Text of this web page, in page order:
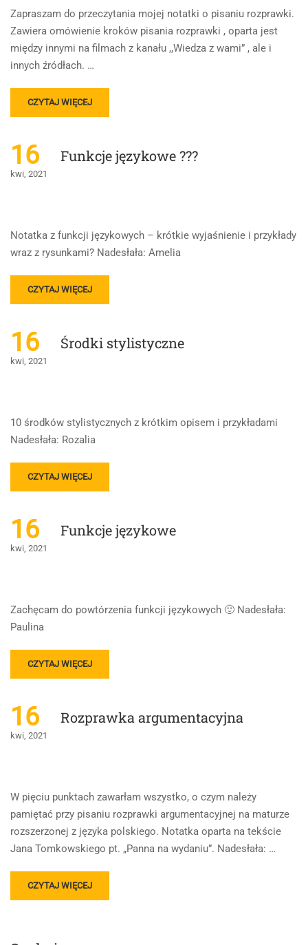
Zapraszam do przeczytania mojej notatki o pisaniu rozprawki.
Zawiera omówienie kroków pisania rozprawki , oparta jest
między innymi na filmach z kanału ,,Wiedza z wami” , ale i
innych źródłach. …
READ
MORE
ROZPRAWKA-
JAK
PISAĆ,
CZYTAJ WIĘCEJ
16
kwi, 2021
Funkcje językowe ???
Notatka z funkcji językowych – krótkie wyjaśnienie i przykłady
wraz z rysunkami? Nadesłała: Amelia
READ
MORE
FUNKCJE
JĘZYKOWE
???
CZYTAJ WIĘCEJ
16
kwi, 2021
Środki stylistyczne
10 środków stylistycznych z krótkim opisem i przykładami
Nadesłała: Rozalia
READ
MORE
ŚRODKI
STYLISTYCZNE
CZYTAJ WIĘCEJ
16
kwi, 2021
Funkcje językowe
Zachęcam do powtórzenia funkcji językowych 🙂 Nadesłała:
Paulina
READ
MORE
FUNKCJE
JĘZYKOWE
CZYTAJ WIĘCEJ
16
kwi, 2021
Rozprawka argumentacyjna
W pięciu punktach zawarłam wszystko, o czym należy
pamiętać przy pisaniu rozprawki argumentacyjnej na maturze
rozszerzonej z języka polskiego. Notatka oparta na tekście
Jana Tomkowskiego pt. „Panna na wydaniu”. Nadesłała: …
READ
MORE
CZYTAJ WIĘCEJ